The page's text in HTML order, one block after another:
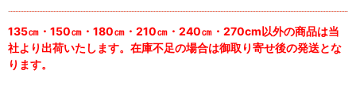
135㎝・150㎝・180㎝・210㎝・240㎝・270cm以外の商品は当
社より出荷いたします。在庫不足の場合は御取り寄せ後の発送とな
ります。